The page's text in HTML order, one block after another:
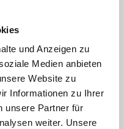
und Anzeigen zu
Medien anbieten
Website zu
Informationen zu Ihrer
unsere Partner für
weiter. Unsere
Bergfried, ist der